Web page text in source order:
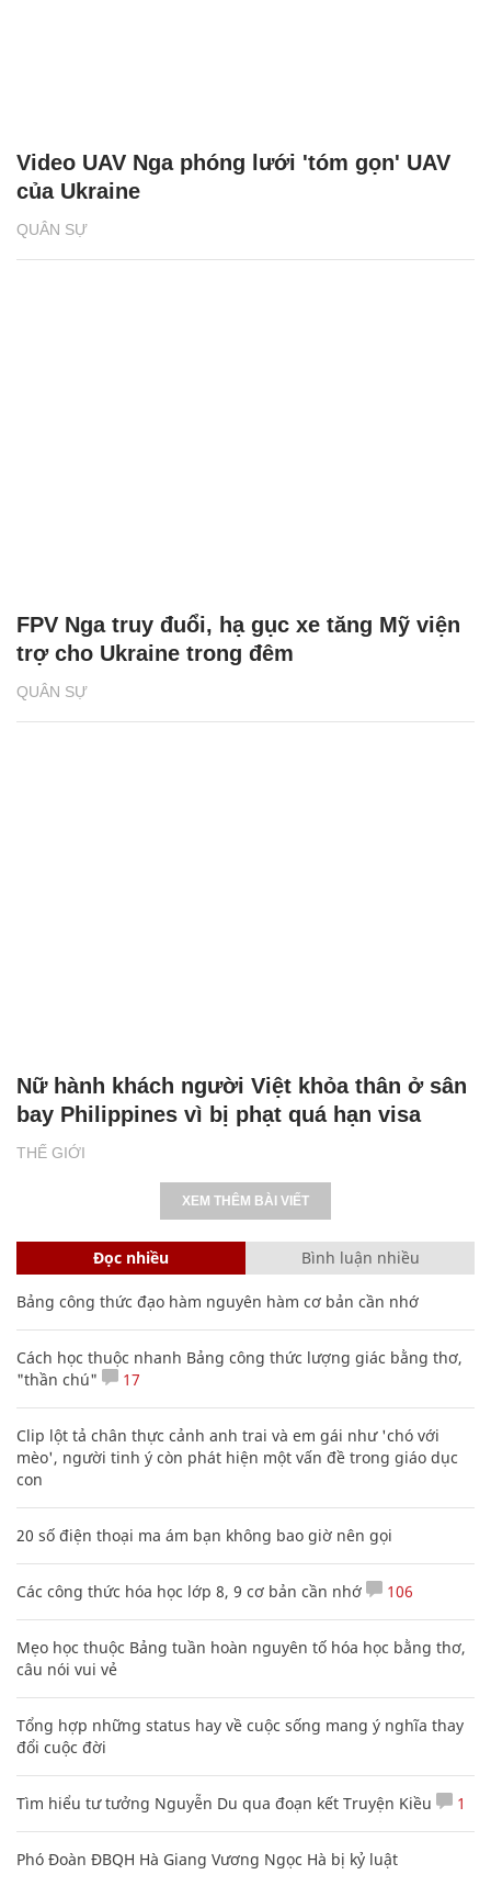
QUÂN SỰ
Video UAV Nga phóng lưới 'tóm gọn' UAV
của Ukraine
QUÂN SỰ
FPV Nga truy đuổi, hạ gục xe tăng Mỹ viện
trợ cho Ukraine trong đêm
THẾ GIỚI
Nữ hành khách người Việt khỏa thân ở sân
bay Philippines vì bị phạt quá hạn visa
XEM THÊM BÀI VIẾT
Đọc nhiều Bình luận nhiều
Bảng công thức đạo hàm nguyên hàm cơ bản cần nhớ
Cách học thuộc nhanh Bảng công thức lượng giác bằng thơ,
"thần chú"
17
Clip lột tả chân thực cảnh anh trai và em gái như 'chó với
mèo', người tinh ý còn phát hiện một vấn đề trong giáo dục
con
20 số điện thoại ma ám bạn không bao giờ nên gọi
Các công thức hóa học lớp 8, 9 cơ bản cần nhớ 106
Mẹo học thuộc Bảng tuần hoàn nguyên tố hóa học bằng thơ,
câu nói vui vẻ
Tổng hợp những status hay về cuộc sống mang ý nghĩa thay
đổi cuộc đời
Tìm hiểu tư tưởng Nguyễn Du qua đoạn kết Truyện Kiều 1
Phó Đoàn ĐBQH Hà Giang Vương Ngọc Hà bị kỷ luật